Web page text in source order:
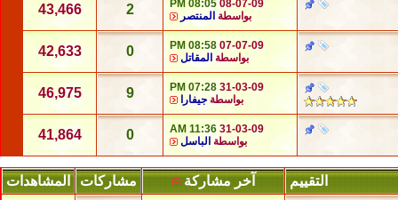
08-07-09
08:05 PM
بواسطة المنتصر 2
43,466
07-07-09
08:58 PM
بواسطة المقاتل 0
42,633
31-03-09
07:28 PM
بواسطة جيفارا 9
46,975
31-03-09
11:36 AM
بواسطة الباسل 0
41,864
التقييم آخر مشاركة مشاركات
المشاهدات